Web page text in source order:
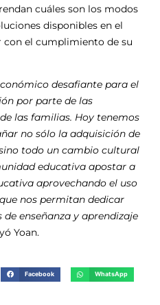
cuáles son los modos
disponibles en el
con el cumplimiento de su
desafiante para el
por parte de las
las familias. Hoy tenemos
no sólo la adquisición de
todo un cambio cultural
educativa apostar a
aprovechando el uso
nos permitan dedicar
enseñanza y aprendizaje
Yoan.
Facebook WhatsApp